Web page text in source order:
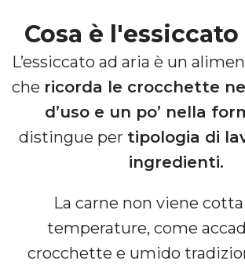
Cosa è l'essiccato
L’essiccato ad aria è un
che ricorda le crocchette
d’uso e un po’ nella
distingue per tipologia di
ingredienti.
La carne non viene
temperature, come
crocchette e umido